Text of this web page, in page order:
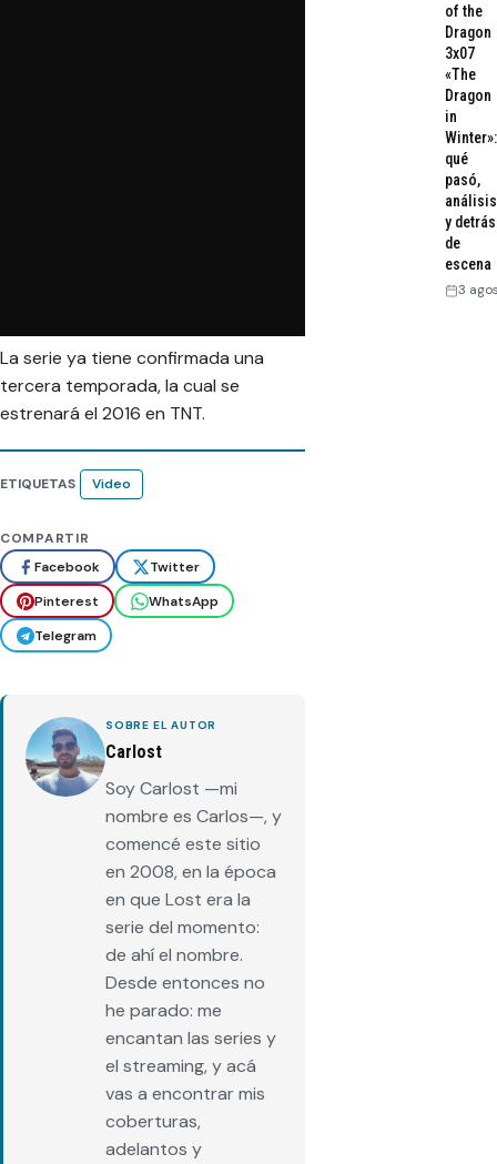
La serie ya tiene confirmada una
tercera temporada, la cual se
estrenará el 2016 en TNT.
ETIQUETAS Video
COMPARTIR
Facebook
Twitter
Pinterest
WhatsApp
Telegram
SOBRE EL AUTOR
Carlost
Soy Carlost —mi
nombre es Carlos—, y
comencé este sitio
en 2008, en la época
en que Lost era la
serie del momento:
de ahí el nombre.
Desde entonces no
he parado: me
encantan las series y
el streaming, y acá
vas a encontrar mis
coberturas,
adelantos y
of the
Dragon
3x07
«The
Dragon
in
Winter»:
qué
pasó,
análisis
y detrás
de
escena
3